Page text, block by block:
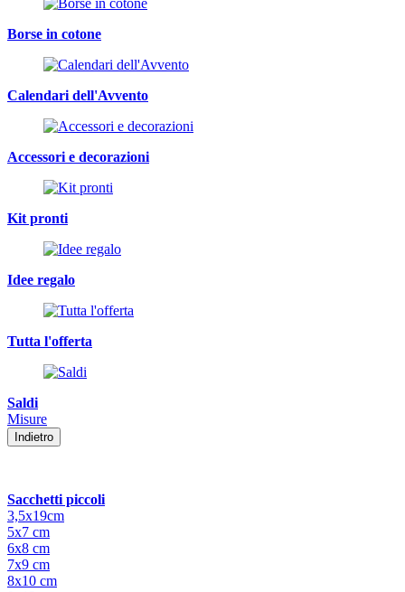
Borse in cotone
Calendari dell'Avvento
Accessori e decorazioni
Kit pronti
Idee regalo
Tutta l'offerta
Saldi
Misure
Indietro
Sacchetti piccoli
3,5x19cm
5x7 cm
6x8 cm
7x9 cm
8x10 cm